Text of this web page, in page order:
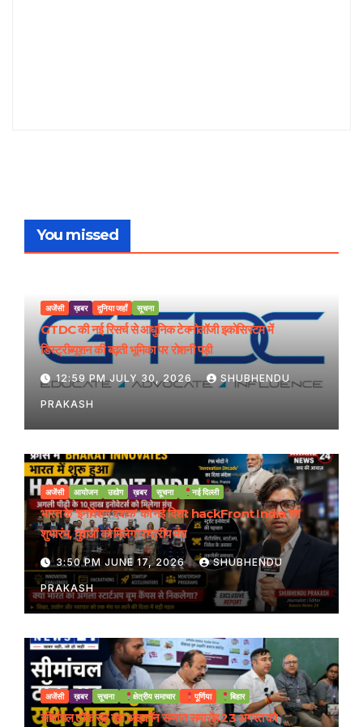
You missed
अजेंसी ख़बर दुनिया जहाँ सूचना
GTDC की नई रिसर्च से आधुनिक टेक्नोलॉजी इकोसिस्टम में
डिस्ट्रीब्यूशन की बढ़ती भूमिका पर रोशनी पड़ी
12:59 PM JULY 30, 2026 SHUBHENDU
PRAKASH
अजेंसी आयोजन उद्योग ख़बर सूचना नई दिल्ली
भारत के ‘इनोवेशन दशक’ को नई दिशा: hackFront India का
शुभारंभ, युवाओं को मिलेगा राष्ट्रीय मंच
3:50 PM JUNE 17, 2026 SHUBHENDU
PRAKASH
अजेंसी ख़बर सूचना क्षेत्रीय समाचार पूर्णिया बिहार
सीमांचल टॉक सह यूथ आइकॉन सम्मान समारोह 23 अगस्त को